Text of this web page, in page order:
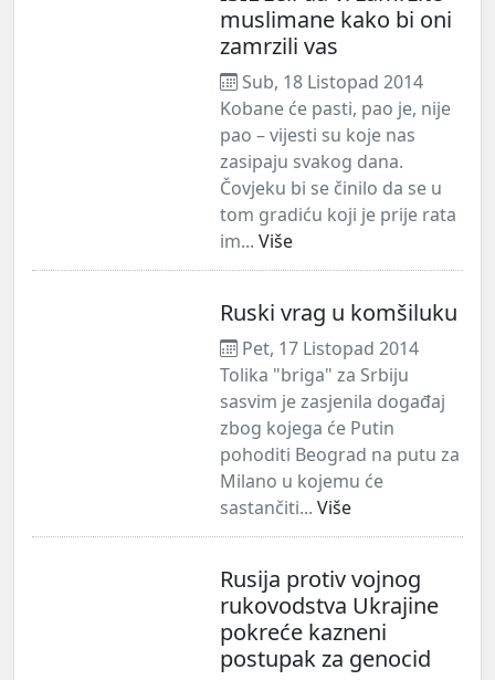
muslimane kako bi oni
zamrzili vas
Sub, 18 Listopad 2014
Kobane će pasti, pao je, nije
pao – vijesti su koje nas
zasipaju svakog dana.
Čovjeku bi se činilo da se u
tom gradiću koji je prije rata
im... Više
Ruski vrag u komšiluku
Pet, 17 Listopad 2014
Tolika "briga" za Srbiju
sasvim je zasjenila događaj
zbog kojega će Putin
pohoditi Beograd na putu za
Milano u kojemu će
sastančiti... Više
Rusija protiv vojnog
rukovodstva Ukrajine
pokreće kazneni
postupak za genocid